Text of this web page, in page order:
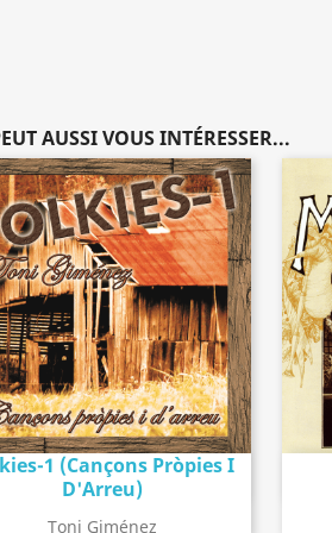
AUSSI VOUS INTÉRESSER...
1 (Cançons Pròpies I
D'Arreu)
Toni Giménez
searchDétail de l'album